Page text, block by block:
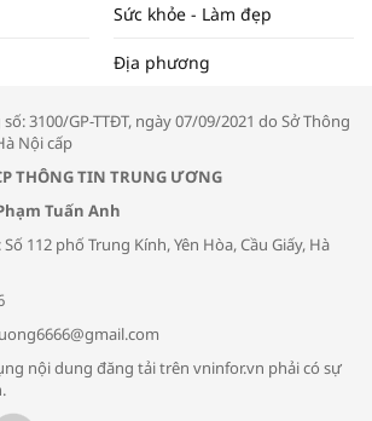
Tọa đàm “Xúc tiến thương mại: Khơi
Bác sĩ tư vấn cách phòng tránh bệnh
đường hô hấp trong thời tiết giao mùa
Sức khỏe - Làm đẹp
Địa phương
3100/GP-TTĐT, ngày 07/09/2021 do Sở Thông
Nội cấp
THÔNG TIN TRUNG ƯƠNG
Tuấn Anh
112 phố Trung Kính, Yên Hòa, Cầu Giấy, Hà
nội dung đăng tải trên vninfor.vn phải có sự